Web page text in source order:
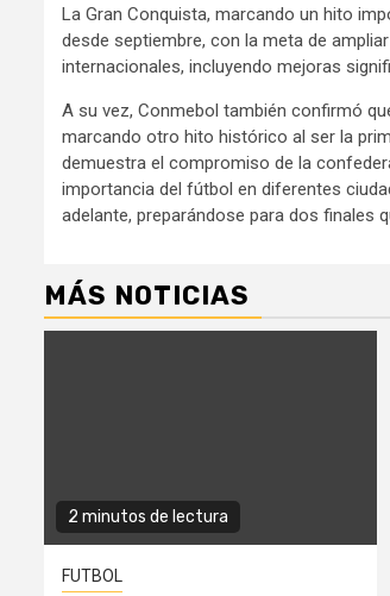
La Gran Conquista, marcando un hito
desde septiembre, con la meta de
internacionales, incluyendo mejoras
A su vez, Conmebol también confirmó
marcando otro hito histórico al ser la
demuestra el compromiso de la
importancia del fútbol en diferentes
adelante, preparándose para dos finales
MÁS NOTICIAS
2 minutos de lectura
FUTBOL